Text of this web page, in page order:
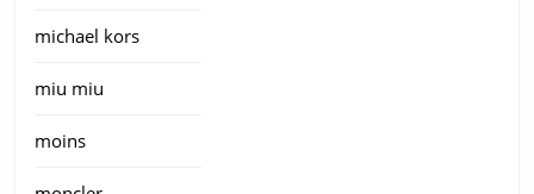
michael kors
miu miu
moins